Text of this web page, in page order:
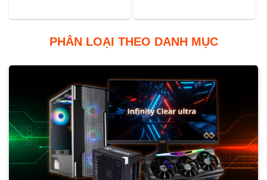
PHÂN LOẠI THEO DANH MỤC